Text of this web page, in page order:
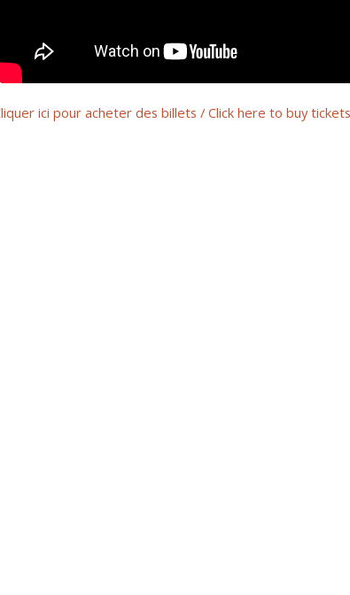
ici pour acheter des billets / Click here to buy tickets